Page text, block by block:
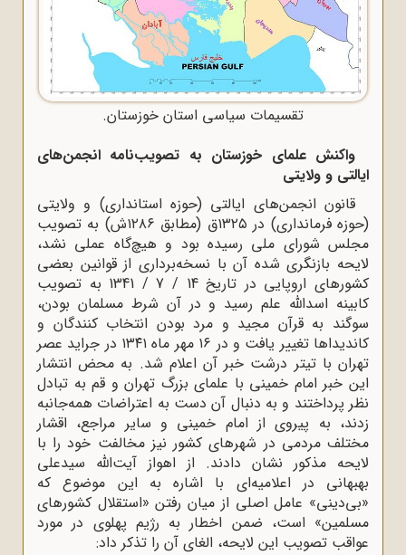
تقسیمات سیاسی استان خوزستان.
واکنش علمای خوزستان به تصویب‌نامه انجمن‌های
ایالتی و ولایتی
قانون انجمن‌های ایالتی (حوزه استانداری) و ولایتی
(حوزه فرمانداری) در ۱۳۲۵ق (مطابق ۱۲۸۶ش) به تصویب
مجلس شورای ملی رسیده بود و هیچ‌گاه عملی نشد،
لایحه بازنگری شده آن با نسخه‌برداری از قوانین بعضی
کشورهای اروپایی در تاریخ 14 / 7 / 1341 به تصویب
کابینه اسدالله علم رسید و در آن شرط مسلمان بودن،
سوگند به قرآن مجید و مرد بودن انتخاب کنندگان و
کاندیداها تغییر یافت و در ۱۶ مهر ماه ۱۳۴۱ در جراید عصر
تهران با تیتر درشت خبر آن اعلام شد. به محض انتشار
این خبر امام خمینی با علمای بزرگ تهران و قم به تبادل
نظر پرداختند و به دنبال آن دست به اعتراضات همه‌جانبه
زدند، به پیروی از امام خمینی و سایر مراجع، اقشار
مختلف مردمی در شهرهای کشور نیز مخالفت خود را با
لایحه مذکور نشان دادند. از اهواز آیت‌الله سیدعلی
بهبهانی در اعلامیه‌ای با اشاره به این موضوع که
«بی‌دینی» عامل اصلی از میان رفتن «استقلال کشورهای
مسلمین» است، ضمن اخطار به رژیم پهلوی در مورد
عواقب تصویب این لایحه، الغای آن را تذکر داد: